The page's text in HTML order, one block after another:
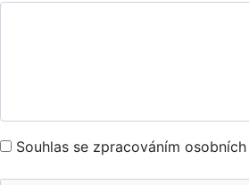
Souhlas se zpracováním osobních